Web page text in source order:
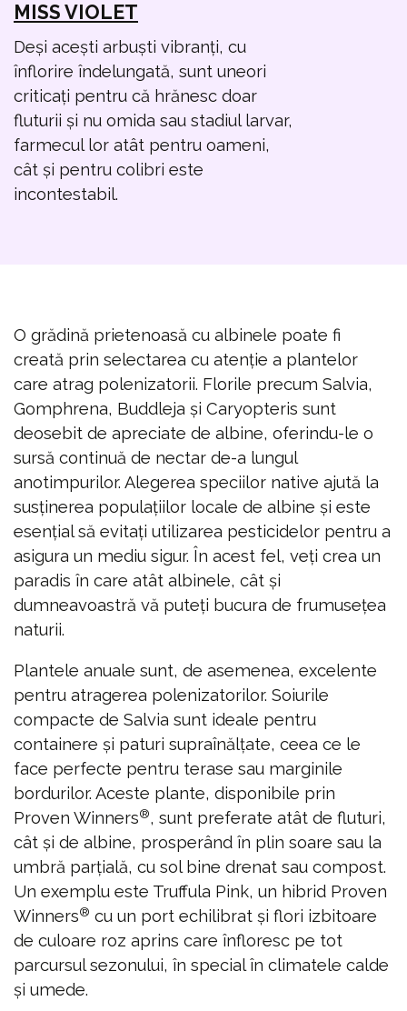
MISS VIOLET
Deși acești arbuști vibranți, cu
înflorire îndelungată, sunt uneori
criticați pentru că hrănesc doar
fluturii și nu omida sau stadiul larvar,
farmecul lor atât pentru oameni,
cât și pentru colibri este
incontestabil.
O grădină prietenoasă cu albinele poate fi
creată prin selectarea cu atenție a plantelor
care atrag polenizatorii. Florile precum Salvia,
Gomphrena, Buddleja și Caryopteris sunt
deosebit de apreciate de albine, oferindu-le o
sursă continuă de nectar de-a lungul
anotimpurilor. Alegerea speciilor native ajută la
susținerea populațiilor locale de albine și este
esențial să evitați utilizarea pesticidelor pentru a
asigura un mediu sigur. În acest fel, veți crea un
paradis în care atât albinele, cât și
dumneavoastră vă puteți bucura de frumusețea
naturii.
Plantele anuale sunt, de asemenea, excelente
pentru atragerea polenizatorilor. Soiurile
compacte de Salvia sunt ideale pentru
containere și paturi supraînălțate, ceea ce le
face perfecte pentru terase sau marginile
bordurilor. Aceste plante, disponibile prin
Proven Winners®, sunt preferate atât de fluturi,
cât și de albine, prosperând în plin soare sau la
umbră parțială, cu sol bine drenat sau compost.
Un exemplu este Truffula Pink, un hibrid Proven
Winners® cu un port echilibrat și flori izbitoare
de culoare roz aprins care înfloresc pe tot
parcursul sezonului, în special în climatele calde
și umede.